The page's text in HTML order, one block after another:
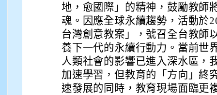
地，愈國際」的精神，鼓勵教師
魂。因應全球永續趨勢，活動於
台灣創意教案」，號召全台教師
養下一代的永續行動力。當前世
人類社會的影響已進入深水區，
加速學習，但教育的「方向」終
速發展的同時，教育現場面臨更